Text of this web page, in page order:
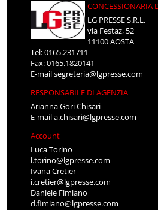
CONCESSIONARIA
LG PRESSE S.R.L.
via Festaz, 52
11100 AOSTA
Tel: 0165.231711
Fax: 0165.1820141
E-mailsegreteria@lgpresse.com
RESPONSABILE DI AGENZIA
Arianna Gori Chisari
E-maila.chisari@lgpresse.com
Account
Luca Torino
l.torino@lgpresse.com
Ivana Cretier
i.cretier@lgpresse.com
Daniele Fimiano
d.fimiano@lgpresse.com